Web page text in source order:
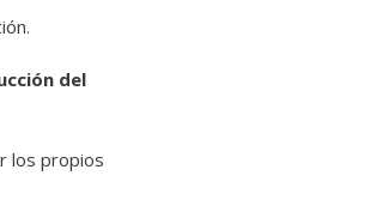
del
los propios